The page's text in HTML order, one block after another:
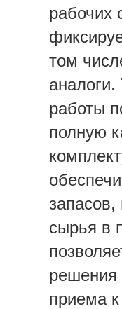
рабочих
том
аналоги.
работы
полную
сырья в
решения
приема к